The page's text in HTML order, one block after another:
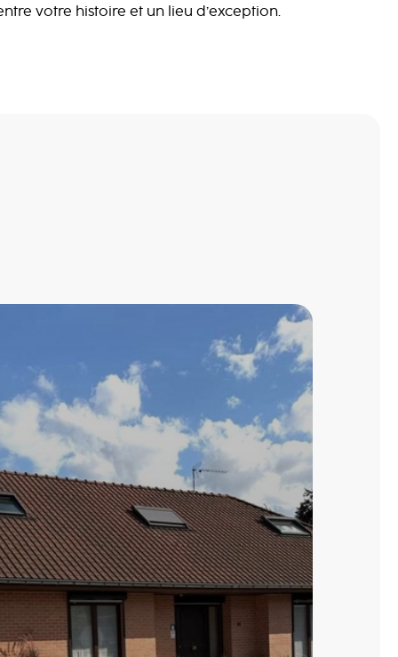
votre histoire et un lieu d’exception.